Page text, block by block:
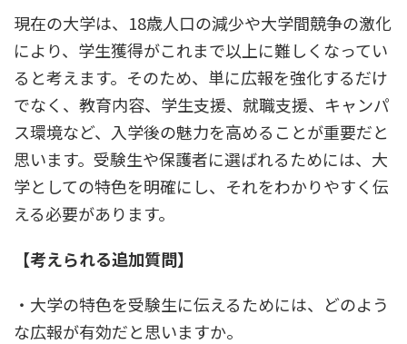
現在の大学は、18歳人口の減少や大学間競争の激化
により、学生獲得がこれまで以上に難しくなってい
ると考えます。そのため、単に広報を強化するだけ
でなく、教育内容、学生支援、就職支援、キャンパ
ス環境など、入学後の魅力を高めることが重要だと
思います。受験生や保護者に選ばれるためには、大
学としての特色を明確にし、それをわかりやすく伝
える必要があります。
【考えられる追加質問】
・大学の特色を受験生に伝えるためには、どのよう
な広報が有効だと思いますか。